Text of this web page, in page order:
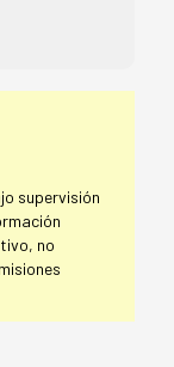
supervisión
no